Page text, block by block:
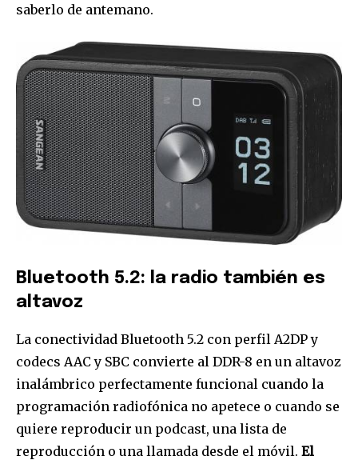
saberlo de antemano.
Bluetooth 5.2: la radio también es
altavoz
La conectividad Bluetooth 5.2 con perfil A2DP y
codecs AAC y SBC convierte al DDR-8 en un altavoz
inalámbrico perfectamente funcional cuando la
programación radiofónica no apetece o cuando se
quiere reproducir un podcast, una lista de
reproducción o una llamada desde el móvil. El